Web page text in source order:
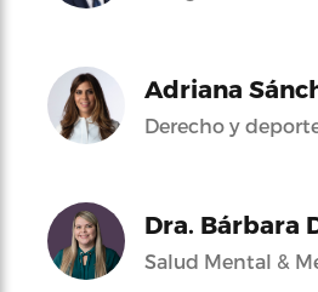
Adriana
Derecho y
Dra. Bárbara
Salud Mental &